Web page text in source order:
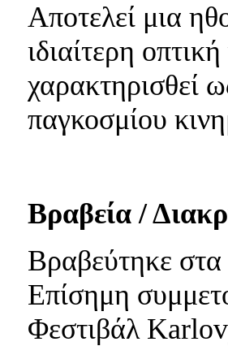
Αποτελεί μια
ιδιαίτερη
χαρακτηρισθεί
παγκοσμίου
Βραβεία /
Βραβεύτηκε
Επίσημη
Φεστιβάλ